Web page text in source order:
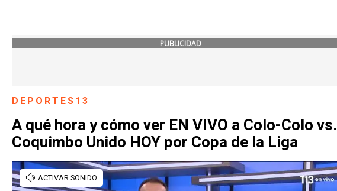
PUBLICIDAD
DEPORTES13
A qué hora y cómo ver EN VIVO a Colo-Colo vs.
Coquimbo Unido HOY por Copa de la Liga